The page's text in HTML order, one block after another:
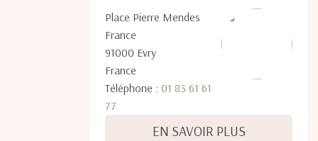
Place Pierre Mendes
France
91000 Evry
France
Téléphone : 01 83 61 61
77
EN SAVOIR PLUS